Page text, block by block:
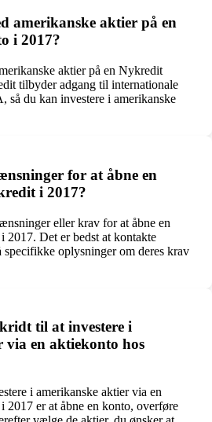
amerikanske aktier på en
i 2017?
aktier på en Nykredit
tilbyder adgang til internationale
så du kan investere i amerikanske
for at åbne en
i 2017?
eller krav for at åbne en
2017. Det er bedst at kontakte
oplysninger om deres krav
til at investere i
via en aktiekonto hos
i amerikanske aktier via en
2017 er at åbne en konto, overføre